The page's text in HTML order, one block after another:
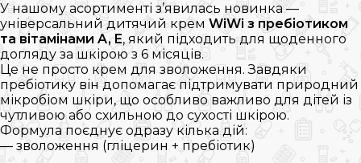
У нашому асортименті з’явилась новинка —
універсальний дитячий крем WiWi з пребіотиком
та вітамінами A, E, який підходить для щоденного
догляду за шкірою з 6 місяців.
Це не просто крем для зволоження. Завдяки
пребіотику він допомагає підтримувати природний
мікробіом шкіри, що особливо важливо для дітей із
чутливою або схильною до сухості шкірою.
Формула поєднує одразу кілька дій:
— зволоження (гліцерин + пребіотик)